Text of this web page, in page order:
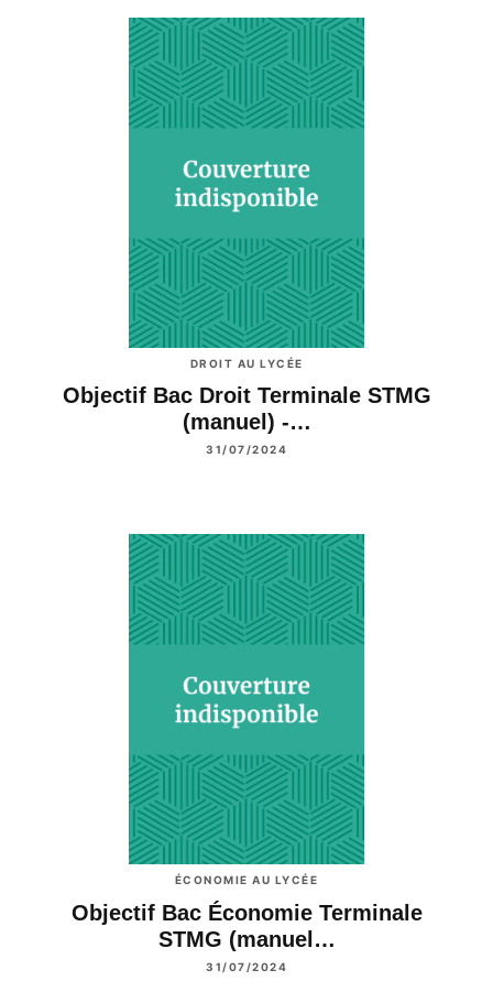
DROIT AU LYCÉE
Objectif Bac Droit Terminale STMG
(manuel) -…
31/07/2024
ÉCONOMIE AU LYCÉE
Objectif Bac Économie Terminale
STMG (manuel…
31/07/2024